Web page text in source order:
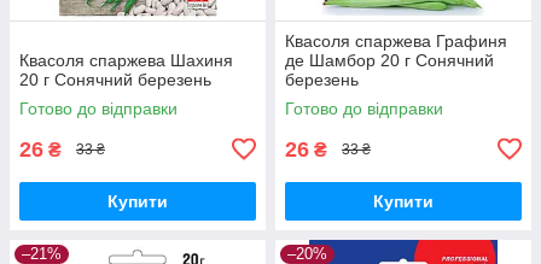
Квасоля спаржева Шахиня
20 г Сонячний березень
Готово до відправки
26 ₴ 33 ₴
Купити
Квасоля спаржева Графиня
де Шамбор 20 г Сонячний
березень
Готово до відправки
26 ₴ 33 ₴
Купити
–21% –20%